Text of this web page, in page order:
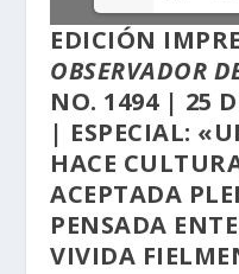
EDICIÓN
OBSERVADOR
NO. 1494 | 25
| ESPECIAL:
HACE
ACEPTADA
PENSADA
VIVIDA